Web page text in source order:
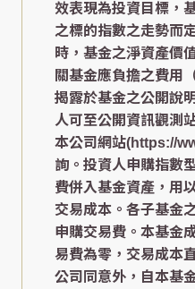
效表現為投資目標，
之標的指數之走勢而
時，基金之淨資產價
關基金應負擔之費用
揭露於基金之公開說
人可至公開資訊觀測
本公司網站(https://
詢。投資人申購指數
費併入基金資產，用
交易成本。各子基金
申購交易費。本基金
易費為零，交易成本
公司同意外，自本基